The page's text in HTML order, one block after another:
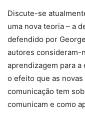
Discute-se
uma nova teoria – a
defendido por
autores consideram-
aprendizagem para
o efeito que as
comunicação tem
comunicam e como